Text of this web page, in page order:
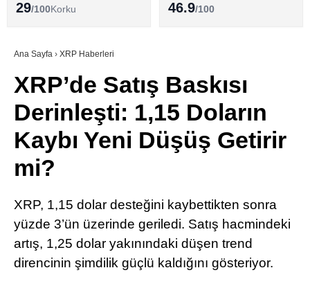
Youtube
TikTok
Pinterest
Telegram
SÖZLÜK
29/100Korku 46.9/100
Ana Sayfa › XRP Haberleri
XRP’de Satış Baskısı
Derinleşti: 1,15 Doların
Kaybı Yeni Düşüş Getirir
mi?
XRP, 1,15 dolar desteğini kaybettikten sonra
yüzde 3’ün üzerinde geriledi. Satış hacmindeki
artış, 1,25 dolar yakınındaki düşen trend
direncinin şimdilik güçlü kaldığını gösteriyor.